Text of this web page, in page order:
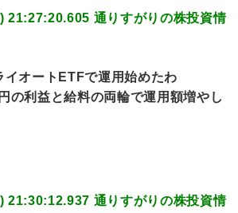
21:27:20.605 通りすがりの株投資情
イオートETFで運用始めたわ
の利益と給料の両輪で運用額増やし
21:30:12.937 通りすがりの株投資情